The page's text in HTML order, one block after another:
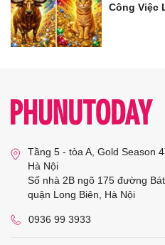
Công Việc
Tầng 5 - tòa A, Gold Season
Hà Nội
Số nhà 2B ngõ 175 đường
quận Long Biên, Hà Nội
0936 99 3933